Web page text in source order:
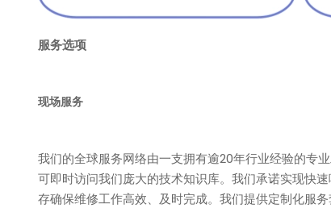
服务选项
现场服务
我们的全球服务网络由一支拥有逾20年行业经验的专
可即时访问我们庞大的技术知识库。我们承诺实现快
存确保维修工作高效、及时完成。我们提供定制化服